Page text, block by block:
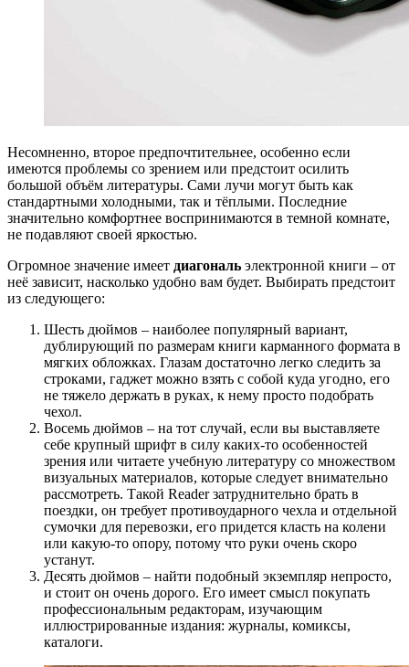
Несомненно, второе предпочтительнее, особенно если
имеются проблемы со зрением или предстоит осилить
большой объём литературы. Сами лучи могут быть как
стандартными холодными, так и тёплыми. Последние
значительно комфортнее воспринимаются в темной комнате,
не подавляют своей яркостью.
Огромное значение имеет диагональ электронной книги – от
неё зависит, насколько удобно вам будет. Выбирать предстоит
из следующего:
Шесть дюймов – наиболее популярный вариант,
дублирующий по размерам книги карманного формата в
мягких обложках. Глазам достаточно легко следить за
строками, гаджет можно взять с собой куда угодно, его
не тяжело держать в руках, к нему просто подобрать
чехол.
Восемь дюймов – на тот случай, если вы выставляете
себе крупный шрифт в силу каких-то особенностей
зрения или читаете учебную литературу со множеством
визуальных материалов, которые следует внимательно
рассмотреть. Такой Reader затруднительно брать в
поездки, он требует противоударного чехла и отдельной
сумочки для перевозки, его придется класть на колени
или какую-то опору, потому что руки очень скоро
устанут.
Десять дюймов – найти подобный экземпляр непросто,
и стоит он очень дорого. Его имеет смысл покупать
профессиональным редакторам, изучающим
иллюстрированные издания: журналы, комиксы,
каталоги.